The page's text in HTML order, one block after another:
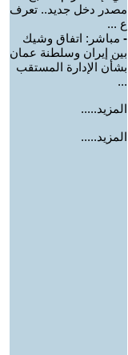
مصدر دخل جديد.. تعرف
ع ...
- مباشر: اتفاق وشيك
بين إيران وسلطنة عمان
بشأن الإدارة المستقب
...
المزيد.....
المزيد.....